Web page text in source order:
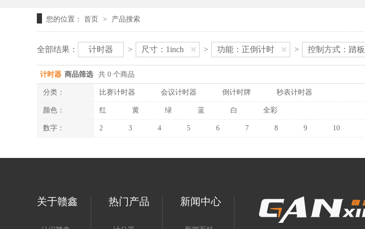
您的位置： 首页 > 产品搜索
全部结果： 计时器 > 尺寸：1inch > 功能：正倒计时 > 控制方式：踏板
计时器 商品筛选 共 0 个商品
分类： 比赛计时器 会议计时器 倒计时牌 秒表计时器
颜色： 红 黄 绿 蓝 白 全彩
数字： 2 3 4 5 6 7 8 9 10
关于赣鑫 热门产品 新闻中心